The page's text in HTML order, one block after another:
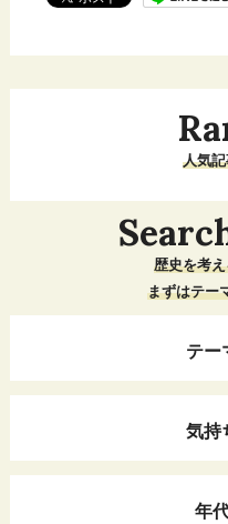
人気
歴史を考
まずはテー
テー
気持
年